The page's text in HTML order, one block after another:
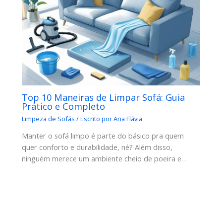
Top 10 Maneiras de Limpar Sofá: Guia
Prático e Completo
Limpeza de Sofás / Escrito porAna Flávia
Manter o sofá limpo é parte do básico pra quem
quer conforto e durabilidade, né? Além disso,
ninguém merece um ambiente cheio de poeira e…